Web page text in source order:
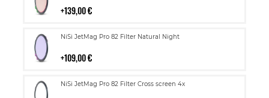
139,00 €
NiSi JetMag Pro 82 Filter Natural Night
109,00 €
Lisää
NiSi JetMag Pro 82 Filter Cross screen 4x
Lisää